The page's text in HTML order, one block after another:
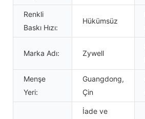
Renkli
Baskı Hızı:
Hükümsüz
Marka Adı: Zywell
Menşe
Yeri:
Guangdong,
Çin
İade ve